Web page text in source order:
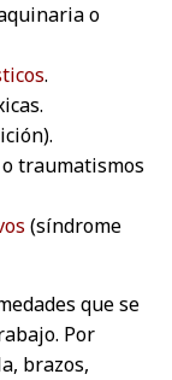
o
.
traumatismos
(síndrome
que se
Por
brazos,